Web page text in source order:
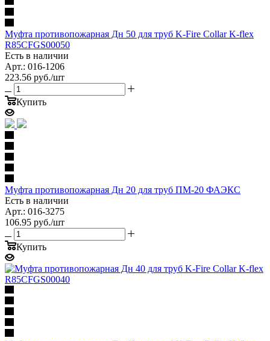
Муфта противопожарная Дн 50 для труб K-Fire Collar K-flex
R85CFGS00050
Есть в наличии
Арт.: 016-1206
223.56 руб./шт
Купить
Муфта противопожарная Дн 20 для труб ПМ-20 ФАЭКС
Есть в наличии
Арт.: 016-3275
106.95 руб./шт
Купить